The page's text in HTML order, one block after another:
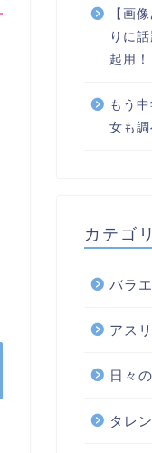
【画
りに
起用！
もう
女も調
カテゴ
バラ
アス
日々
タレ